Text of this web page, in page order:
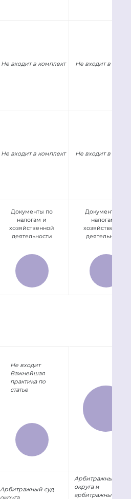
Не входит в комплект
Не входит в комплект
Документы по
налогам и
хозяйственной
деятельности
Не входит
Важнейшая
практика по
статье
Арбитражный суд
округа
Не входит в
Не входит в
Документы по
налогам и
хозяйственной
деятельности
Арбитражный суд
округа и
арбитражный